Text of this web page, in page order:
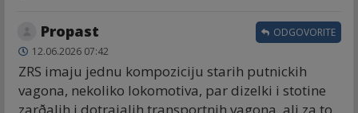
Propast
12.06.2026 07:42
ZRS imaju jednu kompoziciju starih putnickih
vagona, nekoliko lokomotiva, par dizelki i stotine
ODGOVORITE